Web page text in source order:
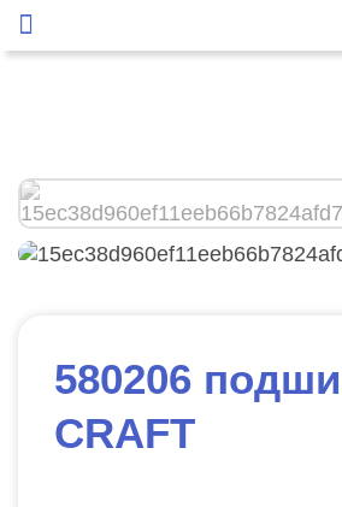
580206
CRAFT